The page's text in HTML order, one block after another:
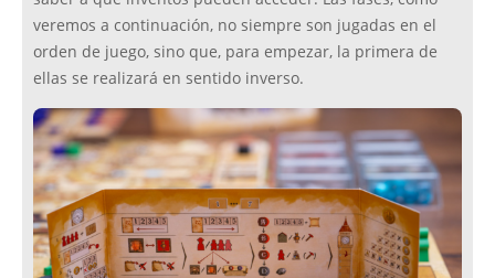
veremos a continuación, no siempre son jugadas en el
orden de juego, sino que, para empezar, la primera de
ellas se realizará en sentido inverso.